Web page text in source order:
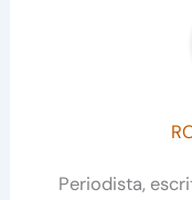
Periodista,